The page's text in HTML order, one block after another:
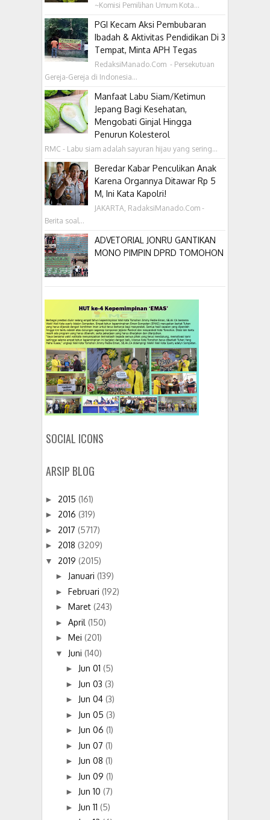
~Komisi Pemilihan Umum Kota...
PGI Kecam Aksi Pembubaran
Ibadah & Aktivitas Pendidikan Di 3
Tempat, Minta APH Tegas
RedaksiManado.Com - Persekutuan
Gereja-Gereja di Indonesia...
Manfaat Labu Siam/Ketimun
Jepang Bagi Kesehatan,
Mengobati Ginjal Hingga
Penurun Kolesterol
RMC - Labu siam adalah sayuran hijau yang sering...
Beredar Kabar Penculikan Anak
Karena Organnya Ditawar Rp 5
M, Ini Kata Kapolri!
JAKARTA, RadaksiManado.Com -
Berita soal...
ADVETORIAL JONRU GANTIKAN
MONO PIMPIN DPRD TOMOHON
SOCIAL ICONS
ARSIP BLOG
► 2015 (161)
► 2016 (319)
► 2017 (5717)
► 2018 (3209)
▼ 2019 (2015)
► Januari (139)
► Februari (192)
► Maret (243)
► April (150)
► Mei (201)
▼ Juni (140)
► Jun 01 (5)
► Jun 03 (3)
► Jun 04 (3)
► Jun 05 (3)
► Jun 06 (1)
► Jun 07 (1)
► Jun 08 (1)
► Jun 09 (1)
► Jun 10 (7)
► Jun 11 (5)